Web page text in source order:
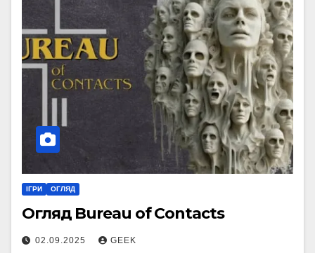
ІГРИ ОГЛЯД
Огляд Bureau of Contacts
02.09.2025 GEEK